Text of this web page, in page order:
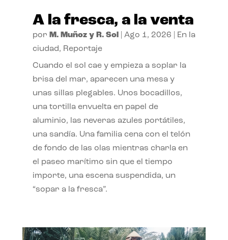
A la fresca, a la venta
por M. Muñoz y R. Sol| Ago 1, 2026
En la
ciudad, Reportaje
Cuando el sol cae y empieza a soplar la
brisa del mar, aparecen una mesa y
unas sillas plegables. Unos bocadillos,
una tortilla envuelta en papel de
aluminio, las neveras azules portátiles,
una sandía. Una familia cena con el telón
de fondo de las olas mientras charla en
el paseo marítimo sin que el tiempo
importe, una escena suspendida, un
“sopar a la fresca”.